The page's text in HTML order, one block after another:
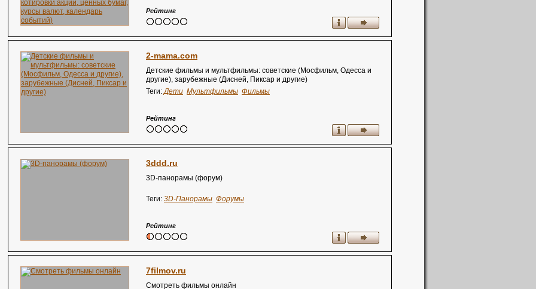
Рейтинг
2-mama.com
Детские фильмы и мультфильмы: советские (Мосфильм, Одесса и
другие), зарубежные (Дисней, Пиксар и другие)
Теги:Дети Мультфильмы Фильмы
Рейтинг
3ddd.ru
3D-панорамы (форум)
Теги: 3D-Панорамы Форумы
Рейтинг
7filmov.ru
Смотреть фильмы онлайн